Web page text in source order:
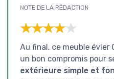
NOTE DE LA RÉDACTION
★★★★★
★★★★★
Au final, ce meuble évier
un bon compromis pour
extérieure simple et